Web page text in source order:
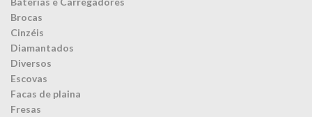
Brocas
Cinzéis
Diamantados
Diversos
Escovas
Facas de plaina
Fresas